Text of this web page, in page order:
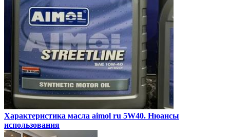
Характеристика масла aimol ru 5W40. Нюансы
использования